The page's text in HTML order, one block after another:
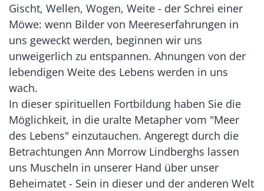
Gischt, Wellen, Wogen, Weite - der Schrei einer
Möwe: wenn Bilder von Meereserfahrungen in
uns geweckt werden, beginnen wir uns
unweigerlich zu entspannen. Ahnungen von der
lebendigen Weite des Lebens werden in uns
wach.
In dieser spirituellen Fortbildung haben Sie die
Möglichkeit, in die uralte Metapher vom "Meer
des Lebens" einzutauchen. Angeregt durch die
Betrachtungen Ann Morrow Lindberghs lassen
uns Muscheln in unserer Hand über unser
Beheimatet - Sein in dieser und der anderen Welt